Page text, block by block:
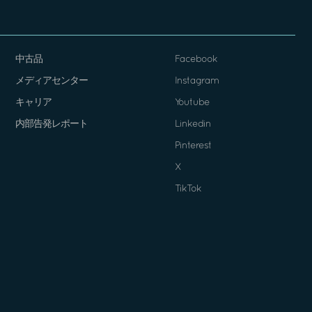
中古品
メディアセンター
キャリア
内部告発レポート
Facebook
Instagram
Youtube
Linkedin
Pinterest
X
TikTok